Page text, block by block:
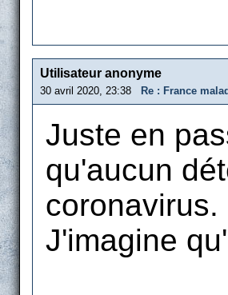
Utilisateur anonyme
30 avril 2020, 23:38 Re : France
Juste en
qu'aucun
J'imagine